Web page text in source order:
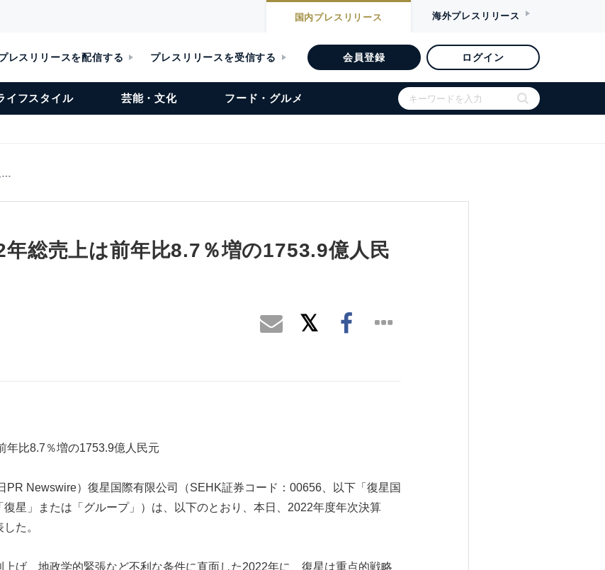
国内プレスリリース 海外プレスリリース
レスリリースを配信する プレスリリースを受信する 会員登録 ログイン
イフスタイル 芸能・文化 フード・グルメ
…
総売上は前年比8.7％増の1753.9億人民
年比8.7％増の1753.9億人民元
PR Newswire）復星国際有限公司（SEHK証券コード：00656、以下「復星国
星」または「グループ」）は、以下のとおり、本日、2022年度年次決算
た。
げ、地政学的緊張など不利な条件に直面した2022年に、復星は重点的戦略